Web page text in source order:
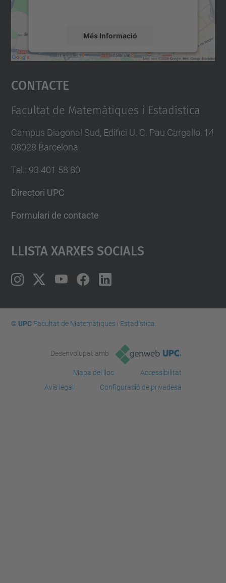
Més Informació
Accepta
powered by
Contacte
Facultat de Matemàtiques i Estadística
Campus Diagonal Sud, Edifici U. C. Pau Gargallo, 14
08028 Barcelona
Tel. : 93 401 58 80
Directori UPC
Formulari de contacte
Llista Xarxes Socials
© UPCFacultat de Matemàtiques i Estadí­stica.
Desenvolupat amb
Mapa del lloc
Accessibilitat
Avís legal
Configuració de privadesa